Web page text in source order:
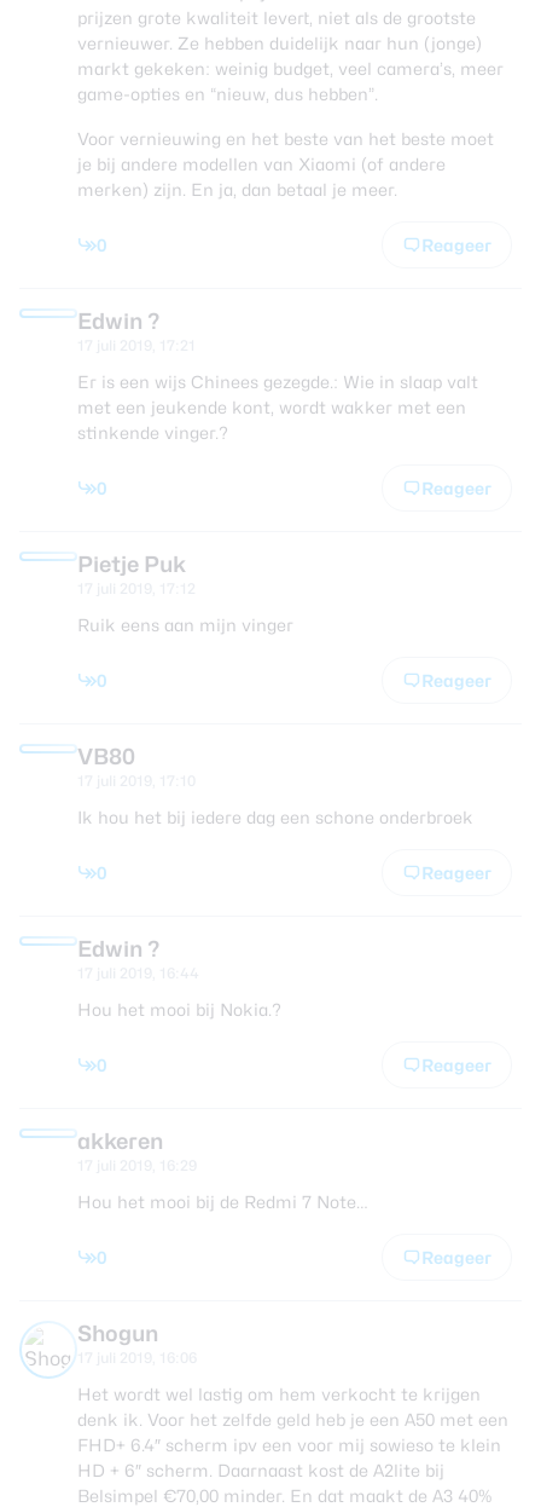
prijzen grote kwaliteit levert, niet als de grootste
vernieuwer. Ze hebben duidelijk naar hun (jonge)
markt gekeken: weinig budget, veel camera’s, meer
game-opties en “nieuw, dus hebben”.
Voor vernieuwing en het beste van het beste moet
je bij andere modellen van Xiaomi (of andere
merken) zijn. En ja, dan betaal je meer.
0 Reageer
Edwin ?
Er is een wijs Chinees gezegde.: Wie in slaap valt
met een jeukende kont, wordt wakker met een
stinkende vinger.?
0 Reageer
Pietje Puk
Ruik eens aan mijn vinger
0 Reageer
VB80
Ik hou het bij iedere dag een schone onderbroek
0 Reageer
Edwin ?
Hou het mooi bij Nokia.?
0 Reageer
akkeren
Hou het mooi bij de Redmi 7 Note…
0 Reageer
Shogun
Het wordt wel lastig om hem verkocht te krijgen
denk ik. Voor het zelfde geld heb je een A50 met een
FHD+ 6.4″ scherm ipv een voor mij sowieso te klein
HD + 6″ scherm. Daarnaast kost de A2lite bij
Belsimpel €70,00 minder. En dat maakt de A3 40%